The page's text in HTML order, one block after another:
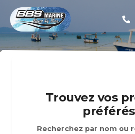
Trouvez vos
préférés
Recherchez par nom ou